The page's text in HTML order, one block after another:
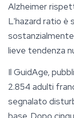
Alzheimer
L'hazard ratio è
lieve tendenza
Il GuidAge,
2.854 adulti
segnalato